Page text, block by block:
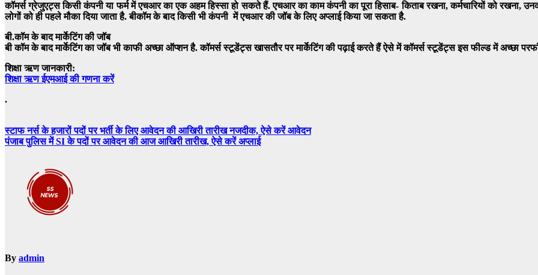
कॉमर्स ग्रेजुएट्स किसी कंपनी या फर्म में एचआर का एक अहम हिस्सा हो सकते हैं. एचआर का काम कंपनी का पूरा हिसाब- किताब रखना, कर्मचारियों को रखना,
लोगों को ही पहले मौका दिया जाता है. बीकॉम के बाद किसी भी कंपनी में एचआर की जॉब के लिए अप्लाई किया जा सकता है.
बी.कॉमके बादमार्केटिंगकी जॉब
बी कॉम के बाद मार्केटिंग का जॉब भी काफी अच्छा ऑप्शन है. कॉमर्स स्टूडेंट्स खासतौर पर मार्केटिंग की पढ़ाई करते हैं ऐसे में कॉमर्स स्टूडेंट्स इस फील्ड में अच्छा
शिक्षा ऋण जानकारी:
शिक्षा ऋण ईएमआई की गणना करें
.
Post
navigation
स्टाफ नर्स के हजारों पदों पर भर्ती के लिए आवेदन की आखिरी तारीख नजदीक, ऐसे करें आवेदन
पंजाब पुलिस में SI के पदों पर आवेदन की आज आखिरी तारीख, ऐसे करें अप्लाई
By admin